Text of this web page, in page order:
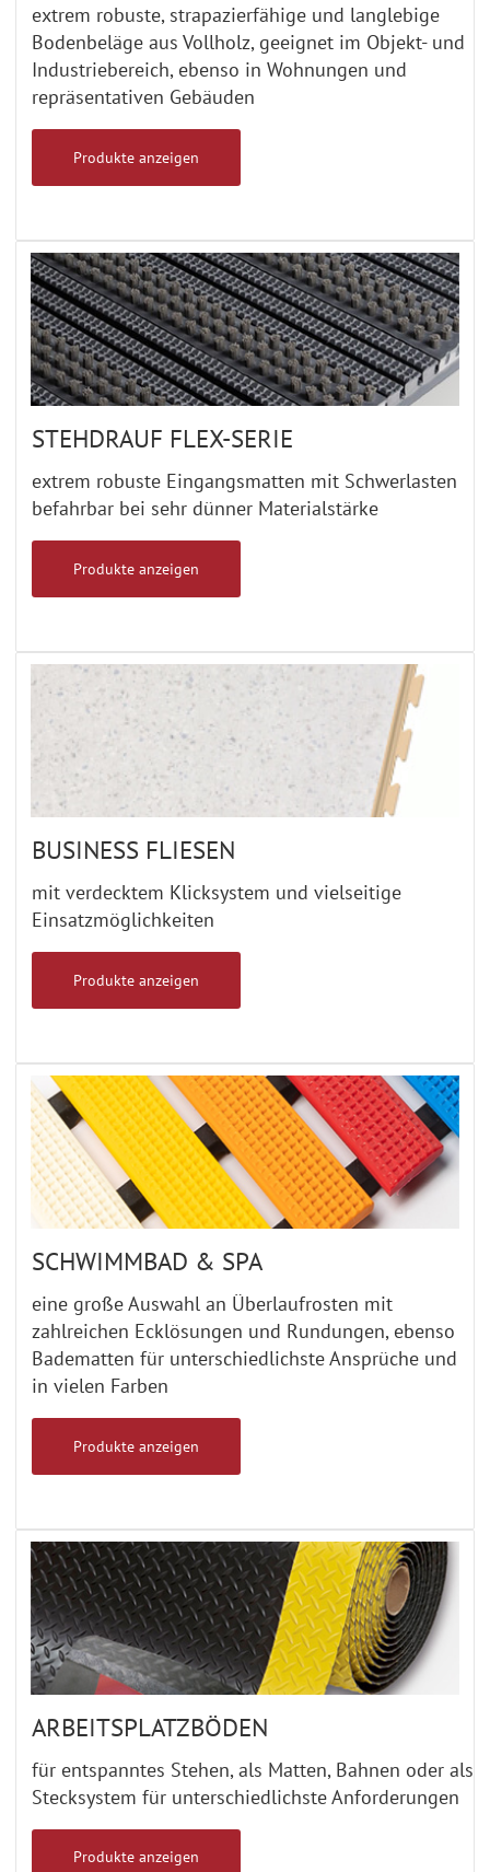
extrem robuste, strapazierfähige und langlebige
Bodenbeläge aus Vollholz, geeignet im Objekt- und
Industriebereich, ebenso in Wohnungen und
repräsentativen Gebäuden
Produkte anzeigen
STEHDRAUF FLEX-SERIE
extrem robuste Eingangsmatten mit Schwerlasten
befahrbar bei sehr dünner Materialstärke
Produkte anzeigen
BUSINESS FLIESEN
mit verdecktem Klicksystem und vielseitige
Einsatzmöglichkeiten
Produkte anzeigen
SCHWIMMBAD & SPA
eine große Auswahl an Überlaufrosten mit
zahlreichen Ecklösungen und Rundungen, ebenso
Badematten für unterschiedlichste Ansprüche und
in vielen Farben
Produkte anzeigen
ARBEITSPLATZBÖDEN
für entspanntes Stehen, als Matten, Bahnen oder als
Stecksystem für unterschiedlichste Anforderungen
Produkte anzeigen